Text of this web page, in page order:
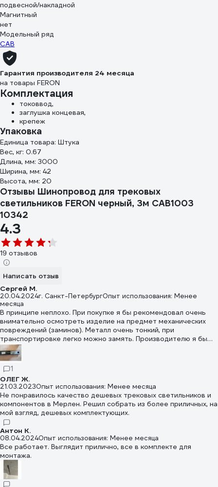
подвесной/накладной
Магнитный
нет
Модельный ряд
CAB
Гарантия производителя 24 месяца
на товары FERON
Комплектация
токоввод,
заглушка концевая,
крепеж
Упаковка
Единица товара: Штука
Вес, кг: 0.67
Длина, мм: 3000
Ширина, мм: 42
Высота, мм: 20
Отзывы Шинопровод для трековых
светильников FERON черный, 3м CAB1003
10342
4.3
19 отзывов
Написать отзыв
Сергей М.
20.04.2024г. Санкт-ПетербургОпыт использования: Менее
месяца
В принципе неплохо. При покупке я бы рекомендовал очень
внимательно осмотреть изделие на предмет механических
повреждений (заминов). Металл очень тонкий, при
транспортировке легко можно замять. Производителю я бы
задал вопрос, о том как они мыслили будет выполняться
подключение заземляющего проводника питающего кабеля.
1
ОЛЕГ Ж.
21.03.2023Опыт использования: Менее месяца
Не понравилось качество дешевых трековых светильников и
компонентов в Мерлен. Решил собрать из более приличных, на
мой взгляд, дешевых комплектующих.
Антон К.
08.04.2024Опыт использования: Менее месяца
Все работает. Выглядит прилично, все в комплекте для
монтажа.